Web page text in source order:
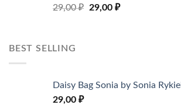
29,00₽ 29,00 ₽
BEST SELLING
Daisy Bag Sonia by Sonia Rykiel
29,00 ₽